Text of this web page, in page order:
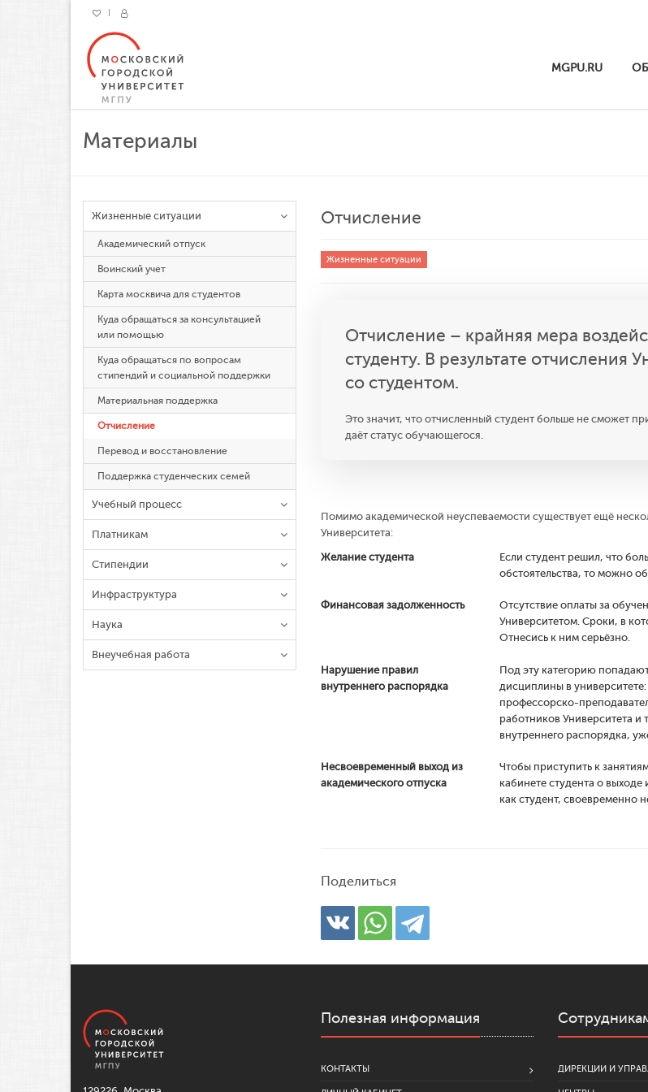
MGPU.RU
Материалы
Жизненные ситуации
Академический отпуск
Воинский учет
Карта москвича для студентов
Куда обращаться за консультацией
или помощью
Куда обращаться по вопросам
стипендий и социальной поддержки
Материальная поддержка
Отчисление
Перевод и восстановление
Поддержка студенческих семей
Учебный процесс
Платникам
Стипендии
Инфраструктура
Наука
Внеучебная работа
Отчисление
Жизненные ситуации
Отчисление – крайняя мера
студенту. В результате
со студентом.
Это значит, что отчисленный студент больше не сможет
даёт статус обучающегося.
Помимо академической неуспеваемости существует ещё
Университета:
Желание студента
Если студент решил, что
обстоятельства, то можно
Финансовая задолженность
Отсутствие оплаты за
Университетом. Сроки, в
Отнесись к ним серьёзно.
Нарушение правил
внутреннего распорядка
Под эту категорию
дисциплины в
профессорско-
работников Университета и
внутреннего распорядка,
Несвоевременный выход из
академического отпуска
Чтобы приступить к
кабинете студента о выходе
как студент, своевременно
Поделиться
Полезная информация
КОНТАКТЫ ДИРЕКЦИИ И